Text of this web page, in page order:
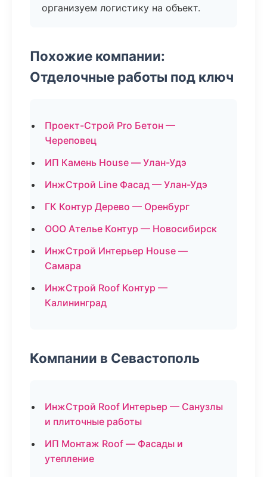
организуем логистику на объект.
Похожие компании:
Отделочные работы под ключ
Проект-Строй Pro Бетон —
Череповец
ИП Камень House — Улан-Удэ
ИнжСтрой Line Фасад — Улан-Удэ
ГК Контур Дерево — Оренбург
ООО Ателье Контур — Новосибирск
ИнжСтрой Интерьер House —
Самара
ИнжСтрой Roof Контур —
Калининград
Компании в Севастополь
ИнжСтрой Roof Интерьер — Санузлы
и плиточные работы
ИП Монтаж Roof — Фасады и
утепление